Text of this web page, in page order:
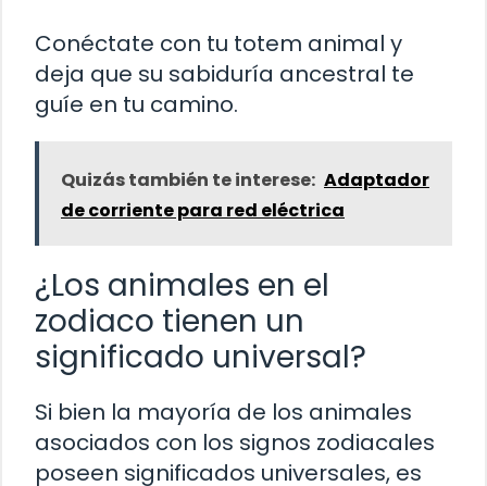
Conéctate con tu totem animal y
deja que su sabiduría ancestral te
guíe en tu camino.
Quizás también te interese: Adaptador
de corriente para red eléctrica
¿Los animales en el
zodiaco tienen un
significado universal?
Si bien la mayoría de los animales
asociados con los signos zodiacales
poseen significados universales, es